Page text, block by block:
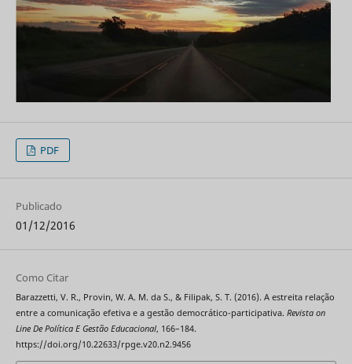
PDF
Publicado
01/12/2016
Como Citar
Barazzetti, V. R., Provin, W. A. M. da S., & Filipak, S. T. (2016). A estreita relação
entre a comunicação efetiva e a gestão democrático-participativa. Revista on
Line De Política E Gestão Educacional, 166–184.
https://doi.org/10.22633/rpge.v20.n2.9456